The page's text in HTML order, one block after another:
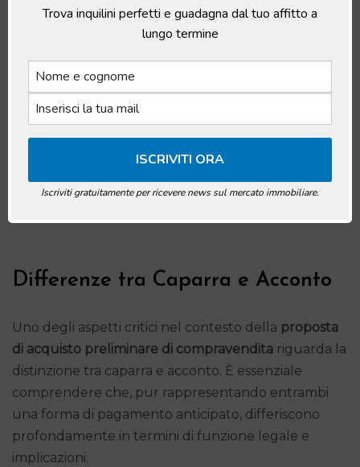
Da considerare che la perdita della caparra è una
situazione particolare che si presenta spesso negli
acconti per acquisto casa tra privati.
Differenze tra Caparra e Acconto
Uno degli aspetti critici nel contesto della proposta
di acquisto preliminare di compravendita riguarda la
distinzione tra caparra e acconto. È essenziale
comprendere che, pur rappresentando entrambi
una forma di pagamento anticipato, differiscono
profondamente in termini di funzione legale e
implicazioni.
Trova inquilini perfetti e guadagna dal tuo affitto a
lungo termine
Iscriviti gratuitamente per ricevere news sul mercato immobiliare.